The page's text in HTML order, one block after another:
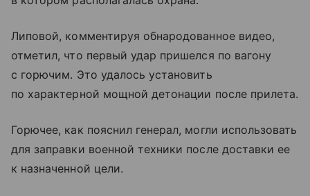
Липовой, комментируя обнародованное видео,
отметил, что первый удар пришелся по вагону
с горючим. Это удалось установить
по характерной мощной детонации после прилета.
Горючее, как пояснил генерал, могли использовать
для заправки военной техники после доставки ее
к назначенной цели.